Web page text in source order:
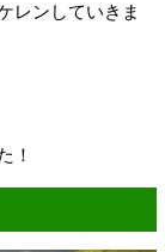
レンしていきま
！